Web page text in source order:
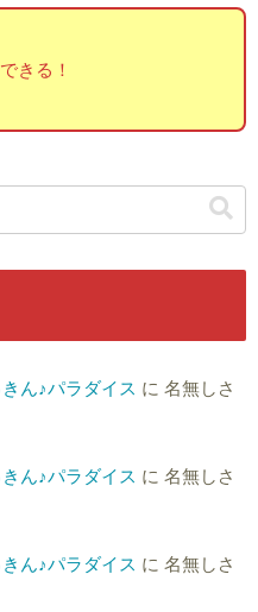
きる！
ん♪パラダイス に 名無しさ
ん♪パラダイス に 名無しさ
ん♪パラダイス に 名無しさ